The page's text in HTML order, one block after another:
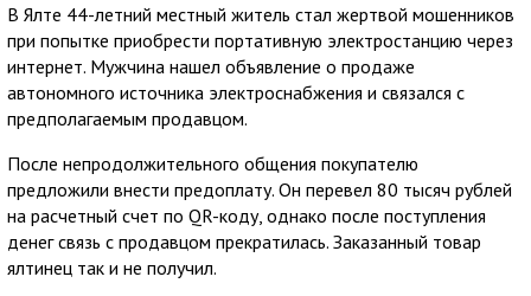
В Ялте 44-летний местный житель стал жертвой мошенников
при попытке приобрести портативную электростанцию через
интернет. Мужчина нашел объявление о продаже
автономного источника электроснабжения и связался с
предполагаемым продавцом.
После непродолжительного общения покупателю
предложили внести предоплату. Он перевел 80 тысяч рублей
на расчетный счет по QR-коду, однако после поступления
денег связь с продавцом прекратилась. Заказанный товар
ялтинец так и не получил.